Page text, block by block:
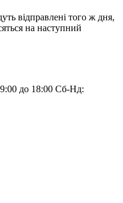
відправлені того ж дня,
на наступний
до 18:00 Сб-Нд: